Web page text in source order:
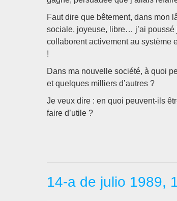
Faut dire que bêtement, dans mon
sociale, joyeuse, libre… j’ai poussé
collaborent activement au système
!
Dans ma nouvelle société, à quoi
et quelques milliers d’autres ?
Je veux dire : en quoi peuvent-ils
faire d’utile ?
14-a de julio 1989,